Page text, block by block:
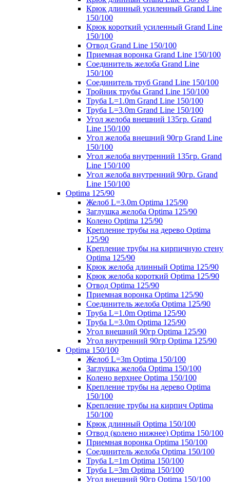
Крюк длинный усиленный Grand Line
150/100
Крюк короткий усиленный Grand Line
150/100
Отвод Grand Line 150/100
Приемная воронка Grand Line 150/100
Соединитель желоба Grand Line
150/100
Соединитель труб Grand Line 150/100
Тройник трубы Grand Line 150/100
Труба L=1.0m Grand Line 150/100
Труба L=3.0m Grand Line 150/100
Угол желоба внешний 135гр. Grand
Line 150/100
Угол желоба внешний 90гр Grand Line
150/100
Угол желоба внутренний 135гр. Grand
Line 150/100
Угол желоба внутренний 90гр. Grand
Line 150/100
Optima 125/90
Желоб L=3.0m Optima 125/90
Заглушка желоба Optima 125/90
Колено Optima 125/90
Крепление трубы на дерево Optima
125/90
Крепление трубы на кирпичную стену
Optima 125/90
Крюк желоба длинный Optima 125/90
Крюк желоба короткий Optima 125/90
Отвод Optima 125/90
Приемная воронка Optima 125/90
Соединитель желоба Optima 125/90
Труба L=1.0m Optima 125/90
Труба L=3.0m Optima 125/90
Угол внешний 90гр Optima 125/90
Угол внутренний 90гр Optima 125/90
Optima 150/100
Желоб L=3m Optima 150/100
Заглушка желоба Optima 150/100
Колено верхнее Optima 150/100
Крепление трубы на дерево Optima
150/100
Крепление трубы на кирпич Optima
150/100
Крюк длинный Optima 150/100
Отвод (колено нижнее) Optima 150/100
Приемная воронка Optima 150/100
Соединитель желоба Optima 150/100
Труба L=1m Optima 150/100
Труба L=3m Optima 150/100
Угол внешний 90гр Optima 150/100